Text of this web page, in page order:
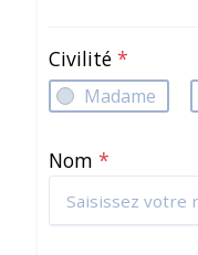
Civilité *
Madame
Nom *